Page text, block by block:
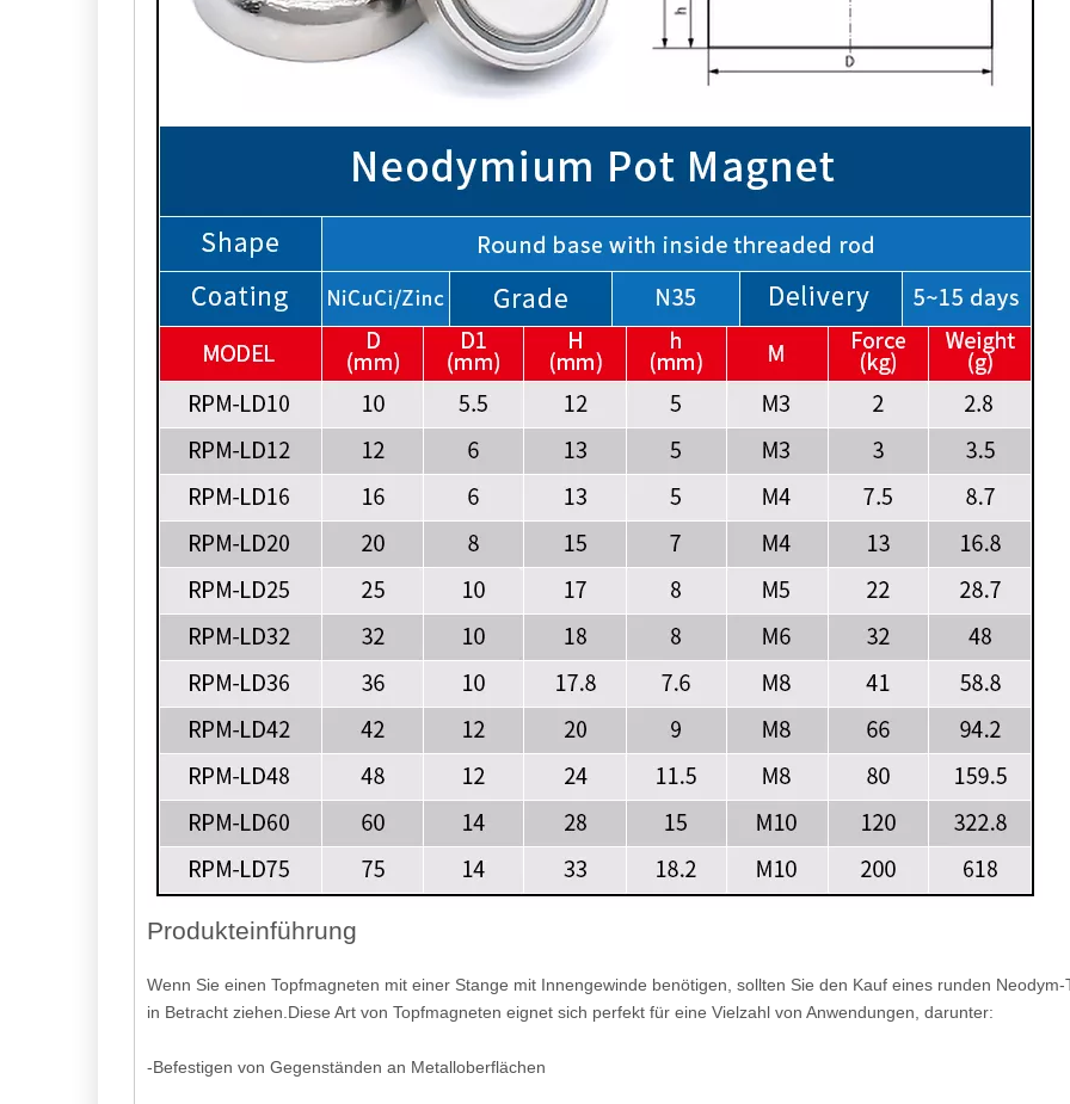
Produkteinführung
Wenn Sie einen Topfmagneten mit einer Stange mit Innengewinde benötigen, sollten Sie den Kauf eines runden
in Betracht ziehen.Diese Art von Topfmagneten eignet sich perfekt für eine Vielzahl von Anwendungen, darunter:
-Befestigen von Gegenständen an Metalloberflächen